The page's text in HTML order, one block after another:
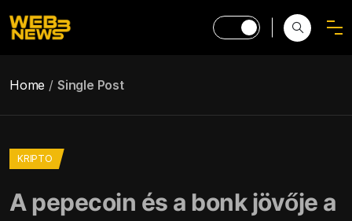
Home Single Post
KRIPTO
A pepecoin és a bonk jövője a